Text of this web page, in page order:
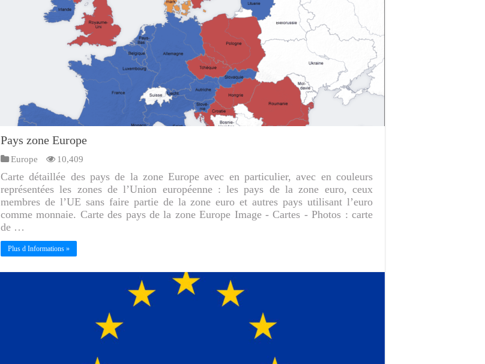
Pays zone Europe
Europe 10,409
Carte détaillée des pays de la zone Europe avec en particulier, avec en couleurs
représentées les zones de l’Union européenne : les pays de la zone euro, ceux
membres de l’UE sans faire partie de la zone euro et autres pays utilisant l’euro
comme monnaie. Carte des pays de la zone Europe Image - Cartes - Photos : carte
de …
Plus d Informations »